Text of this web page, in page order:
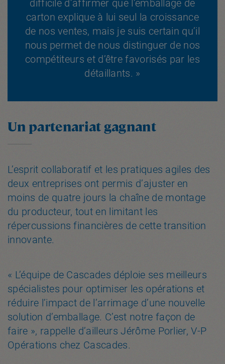
difficile d’affirmer que l’emballage de
carton explique à lui seul la croissance
de nos ventes, mais je suis certain qu’il
nous permet de nous distinguer de nos
compétiteurs et d’être favorisés par les
détaillants. »
Un partenariat gagnant
L’esprit collaboratif et les pratiques agiles des
deux entreprises ont permis d’ajuster en
moins de quatre jours la chaîne de montage
du producteur, tout en limitant les
répercussions financières de cette transition
innovante.
« L’équipe de Cascades déploie ses meilleurs
spécialistes pour optimiser les opérations et
réduire l’impact de l’arrimage d’une nouvelle
solution d’emballage. C’est notre façon de
faire », rappelle d’ailleurs Jérôme Porlier, V-P
Opérations chez Cascades.